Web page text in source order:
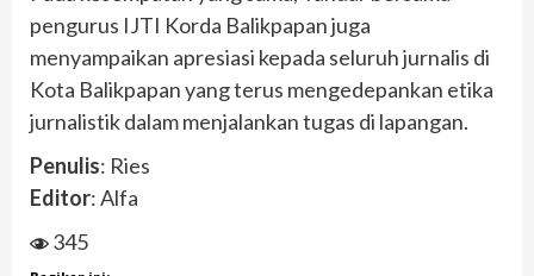
pengurus IJTI Korda Balikpapan juga
menyampaikan apresiasi kepada seluruh jurnalis di
Kota Balikpapan yang terus mengedepankan etika
jurnalistik dalam menjalankan tugas di lapangan.
Penulis: Ries
Editor: Alfa
345